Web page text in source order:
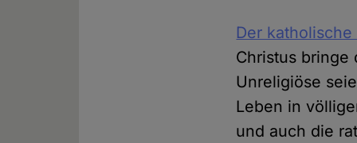
Der
Christus bringe
Unreligiöse
Leben in
und auch die